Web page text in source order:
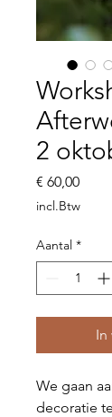
2
€ 60,00Prijs
incl.Btw
Aantal *
In
We gaan
decoratie